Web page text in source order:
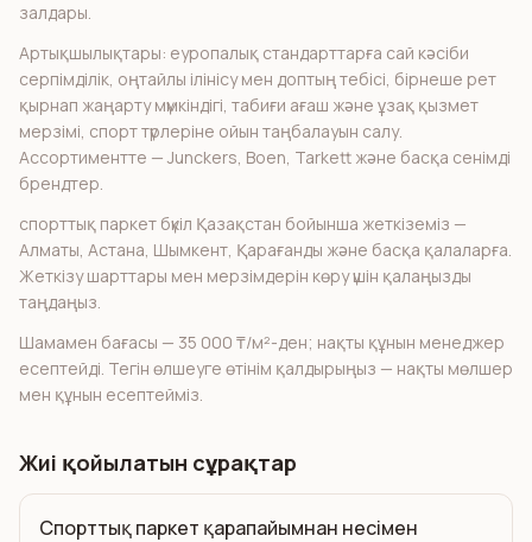
залдары.
Артықшылықтары: еуропалық стандарттарға сай кәсіби
серпімділік, оңтайлы ілінісу мен доптың тебісі, бірнеше рет
қырнап жаңарту мүмкіндігі, табиғи ағаш және ұзақ қызмет
мерзімі, спорт түрлеріне ойын таңбалауын салу.
Ассортиментте — Junckers, Boen, Tarkett және басқа сенімді
брендтер.
спорттық паркет бүкіл Қазақстан бойынша жеткіземіз —
Алматы, Астана, Шымкент, Қарағанды және басқа қалаларға.
Жеткізу шарттары мен мерзімдерін көру үшін қалаңызды
таңдаңыз.
Шамамен бағасы — 35 000 ₸/м²-ден; нақты құнын менеджер
есептейді. Тегін өлшеуге өтінім қалдырыңыз — нақты мөлшер
мен құнын есептейміз.
Жиі қойылатын сұрақтар
Спорттық паркет қарапайымнан несімен